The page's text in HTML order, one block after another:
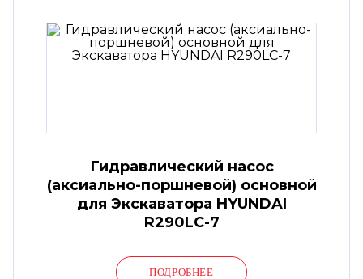
Гидравлический насос
(аксиально-поршневой) основной
для Экскаватора HYUNDAI
R290LC-7
ПОДРОБНЕЕ